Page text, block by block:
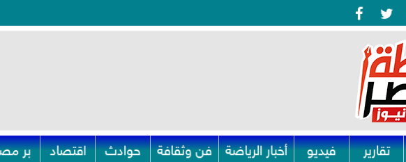
 
تقارير فيديو أخبار الرياضة فن وثقافة حوادث اقتصاد بر